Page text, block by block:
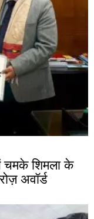
चमके शिमला के
अवॉर्ड